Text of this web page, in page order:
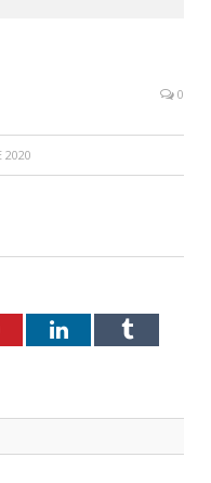
0
2020
LinkedInTumblr